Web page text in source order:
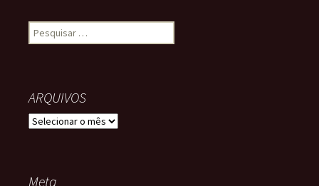
Pesquisar por:
ARQUIVOS
ARQUIVOS
Meta